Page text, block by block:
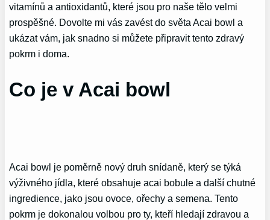
vitamínů a antioxidantů, které jsou pro naše tělo velmi
prospěšné. Dovolte mi vás zavést do světa Acai bowl a
ukázat vám, jak snadno si můžete připravit tento zdravý
pokrm i doma.
Co je v Acai bowl
Acai bowl je poměrně nový druh snídaně, který se týká
výživného jídla, které obsahuje acai bobule a další chutné
ingredience, jako jsou ovoce, ořechy a semena. Tento
pokrm je dokonalou volbou pro ty, kteří hledají zdravou a